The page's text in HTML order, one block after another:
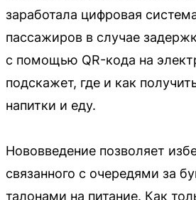
заработала цифровая
пассажиров в случае
с помощью QR-кода на
подскажет, где и как
напитки и еду.
Нововведение позволяет
связанного с очередями за
талонами на питание. Как